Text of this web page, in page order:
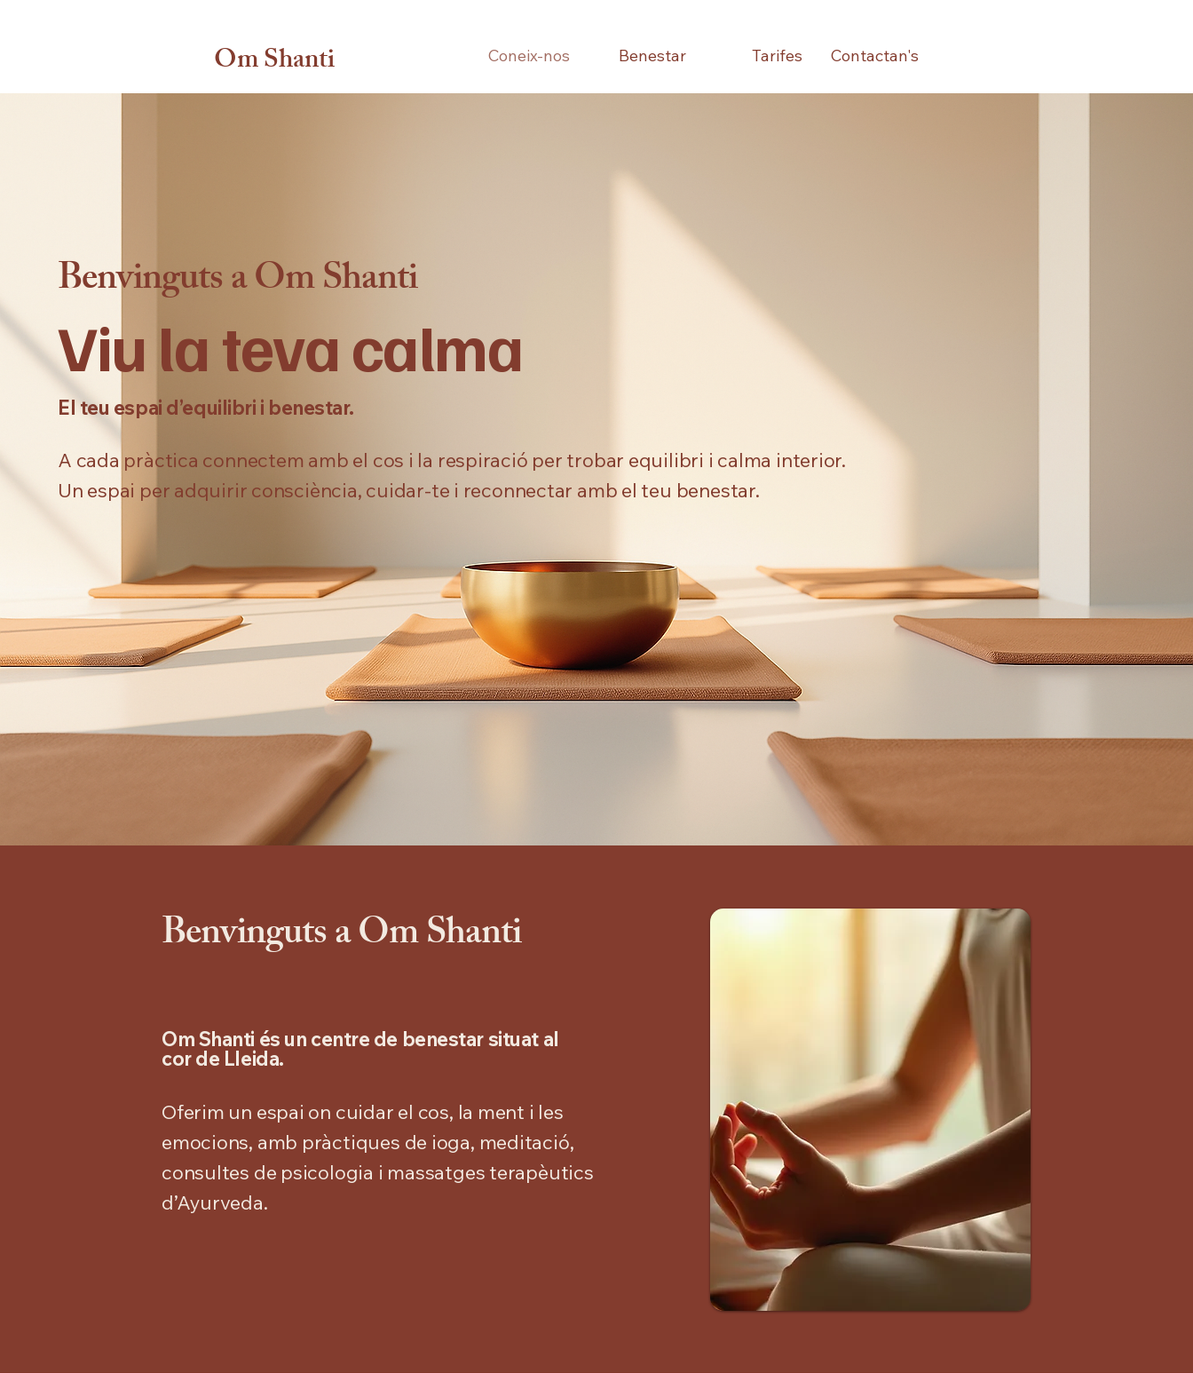
Om Shanti Coneix-nos Benestar Tarifes Contactan's
Benvinguts a Om Shanti
Viu la teva calma
El teu espai d’equilibri i benestar.
A cada pràctica connectem amb el cos i la respiració per trobar equilibri i calma interior.
Un espai per adquirir consciència, cuidar-te i reconnectar amb el teu benestar.
Benvinguts a Om Shanti
Om Shanti és un centre de benestar situat al
cor de Lleida.
Oferim un espai on cuidar el cos, la ment i les
emocions, amb pràctiques de ioga, meditació,
consultes de psicologia i massatges terapèutics
d’Ayurveda.